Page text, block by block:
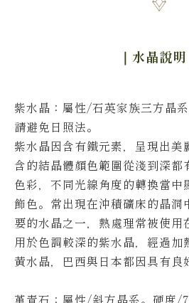
｜水晶說明
紫水晶：屬性/石英家族三方晶系
請避免日照法。
紫水晶因含有鐵元素，呈現出美
含的結晶體顏色範圍從淺到深都
色彩，不同光線角度的轉換當中
飾色。 常出現在沖積礦床的晶洞
要的水晶之一，熱處理常被使用
用於色調較深的紫水晶，經過加
黃水晶，巴西與日本都因具有良
堇青石：屬性/斜方晶系。硬度/7-